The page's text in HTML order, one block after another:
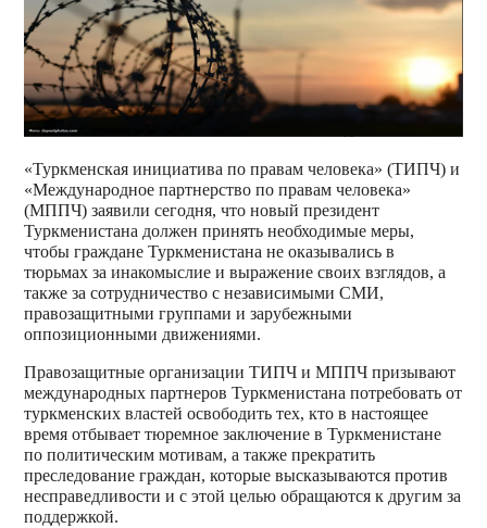
«Туркменская инициатива по правам человека» (ТИПЧ) и
«Международное партнерство по правам человека»
(МППЧ) заявили сегодня, что новый президент
Туркменистана должен принять необходимые меры,
чтобы граждане Туркменистана не оказывались в
тюрьмах за инакомыслие и выражение своих взглядов, а
также за сотрудничество с независимыми СМИ,
правозащитными группами и зарубежными
оппозиционными движениями.
Правозащитные организации ТИПЧ и МППЧ призывают
международных партнеров Туркменистана потребовать от
туркменских властей освободить тех, кто в настоящее
время отбывает тюремное заключение в Туркменистане
по политическим мотивам, а также прекратить
преследование граждан, которые высказываются против
несправедливости и с этой целью обращаются к другим за
поддержкой.